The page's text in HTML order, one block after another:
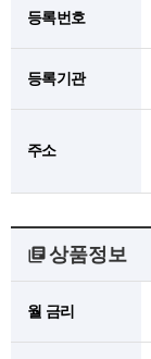
등록번호
등록기관
주소
상품정보
월 금리